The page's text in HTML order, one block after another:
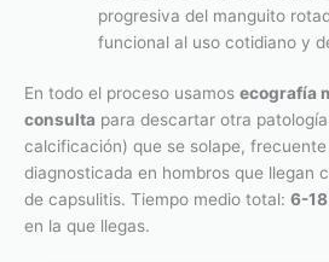
progresiva del manguito
funcional al uso cotidiano y
En todo el proceso usamos ecografía
consulta para descartar otra
calcificación) que se solape,
diagnosticada en hombros que llegan
de capsulitis. Tiempo medio total: 6-
en la que llegas.